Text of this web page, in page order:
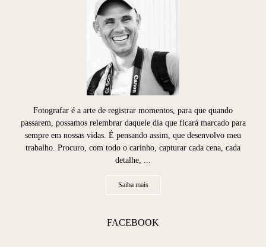
Fotografar é a arte de registrar momentos, para que quando
passarem, possamos relembrar daquele dia que ficará marcado para
sempre em nossas vidas. É pensando assim, que desenvolvo meu
trabalho. Procuro, com todo o carinho, capturar cada cena, cada
detalhe, ...
Saiba mais
FACEBOOK